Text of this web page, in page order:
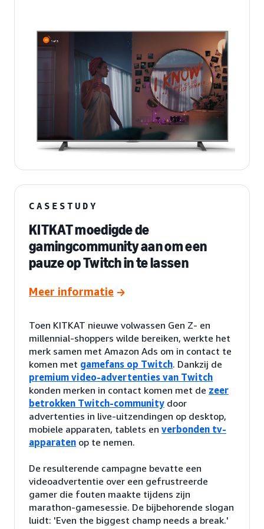
CASESTUDY
KITKAT moedigde de
gamingcommunity aan om een
pauze op Twitch in te lassen
Meer informatie
Toen KITKAT nieuwe volwassen Gen Z- en
millennial-shoppers wilde bereiken, werkte het
merk samen met Amazon Ads om in contact te
komen met gamefans op Twitch. Dankzij de
premium video-advertenties van Twitch
konden merken in contact komen met de zeer
betrokken Twitch-community door
advertenties in live-uitzendingen op desktop,
mobiele apparaten, tablets en verbonden tv-
apparaten op te nemen.
De resulterende campagne bevatte een
videoadvertentie over een gefrustreerde
gamer die fouten maakte tijdens zijn
marathon-gamesessie. De bijbehorende slogan
luidt: 'Even the biggest champ needs a break.'